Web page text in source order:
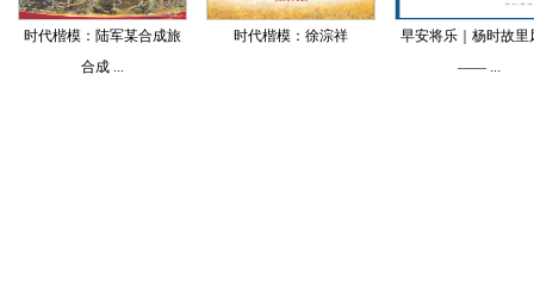
时代楷模：陆军某合成旅
合成 ...
时代楷模：徐淙祥
早安将乐｜杨时故里
—— ...